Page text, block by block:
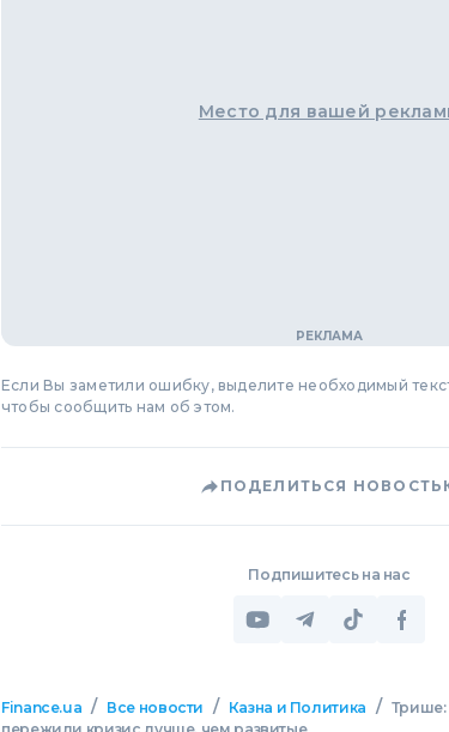
Место для вашей
Если Вы заметили ошибку, выделите необходимый
чтобы сообщить нам об этом.
ПОДЕЛИТЬСЯ
Подпишитесь на нас
Finance.ua / Все новости / Казна и Политика / Трише: